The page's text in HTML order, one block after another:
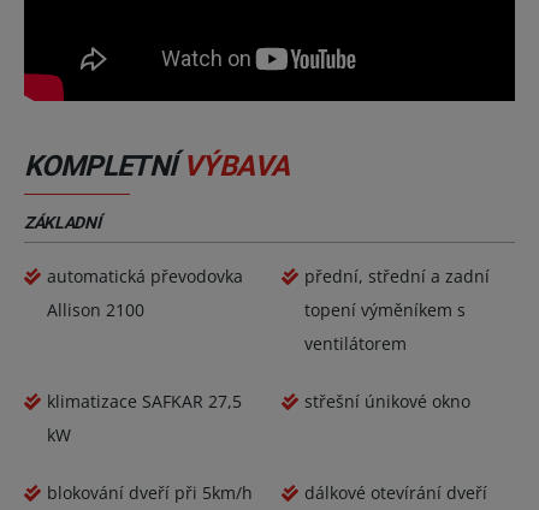
KOMPLETNÍ VÝBAVA
ZÁKLADNÍ
automatická převodovka
Allison 2100
přední, střední a zadní
topení výměníkem s
ventilátorem
klimatizace SAFKAR 27,5
kW
střešní únikové okno
blokování dveří při 5km/h dálkové otevírání dveří